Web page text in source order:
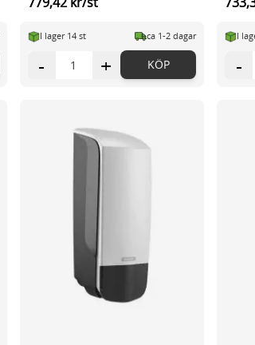
I lager 14 st ca 1-2 dagar
- + KÖP
I
-